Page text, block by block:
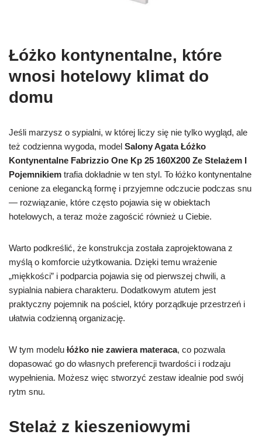
Łóżko kontynentalne, które
wnosi hotelowy klimat do
domu
Jeśli marzysz o sypialni, w której liczy się nie tylko wygląd, ale
też codzienna wygoda, model Salony Agata Łóżko
Kontynentalne Fabrizzio One Kp 25 160X200 Ze Stelażem I
Pojemnikiem trafia dokładnie w ten styl. To łóżko kontynentalne
cenione za elegancką formę i przyjemne odczucie podczas snu
— rozwiązanie, które często pojawia się w obiektach
hotelowych, a teraz może zagościć również u Ciebie.
Warto podkreślić, że konstrukcja została zaprojektowana z
myślą o komforcie użytkowania. Dzięki temu wrażenie
„miękkości” i podparcia pojawia się od pierwszej chwili, a
sypialnia nabiera charakteru. Dodatkowym atutem jest
praktyczny pojemnik na pościel, który porządkuje przestrzeń i
ułatwia codzienną organizację.
W tym modelu łóżko nie zawiera materaca, co pozwala
dopasować go do własnych preferencji twardości i rodzaju
wypełnienia. Możesz więc stworzyć zestaw idealnie pod swój
rytm snu.
Stelaż z kieszeniowymi